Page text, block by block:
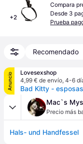
+2
Compara
Desde 3
Prueba
Recomendado
Anuncio
Lovesexshop
4,99 € de envío, 4-6
Mac`s
Precio más
Hals- und Handfessel